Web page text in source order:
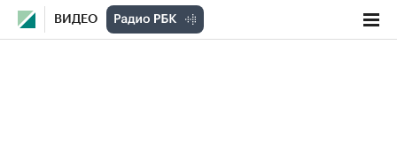
ВИДЕО